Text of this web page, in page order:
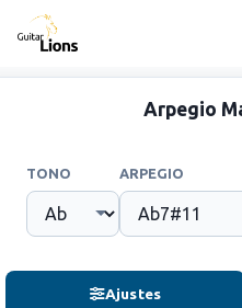
Arpegio
TONO ARPEGIO
Ajustes